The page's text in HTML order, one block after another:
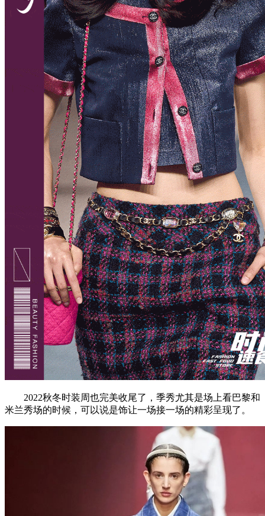
2022秋冬时装周也完美收尾了，季秀尤其是场上看巴黎和
米兰秀场的时候，可以说是饰让一场接一场的精彩呈现了。